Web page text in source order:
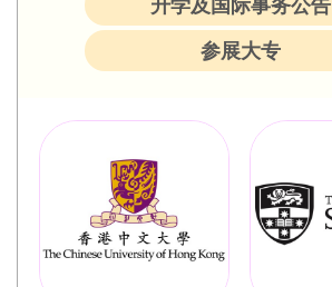
升学及国际事务公告
参展大专